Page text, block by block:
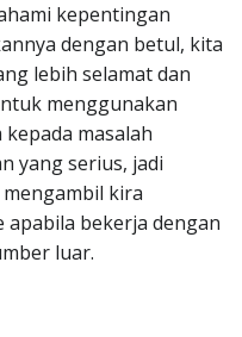
kepentingan
dengan betul, kita
lebih selamat dan
menggunakan
masalah
yang serius, jadi
kira
bekerja dengan
luar.